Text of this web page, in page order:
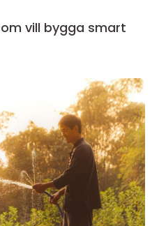
vill bygga smart